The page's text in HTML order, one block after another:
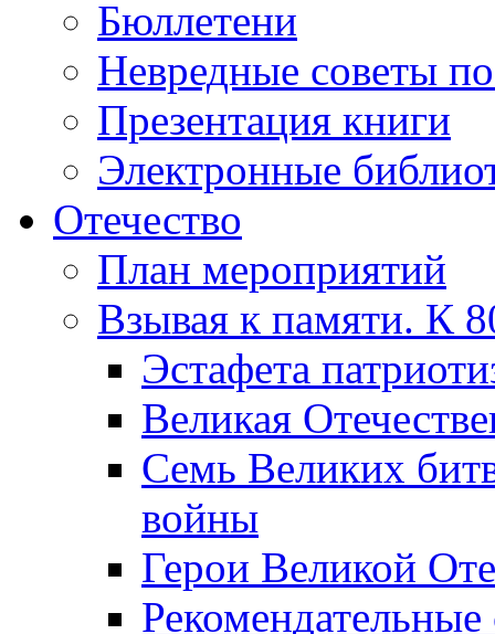
Бюллетени
Невредные советы
Презентация книги
Электронные
Отечество
План мероприятий
Взывая к памяти. К
Эcтафета
Великая
Семь Великих
войны
Герои Великой
Рекомендательные